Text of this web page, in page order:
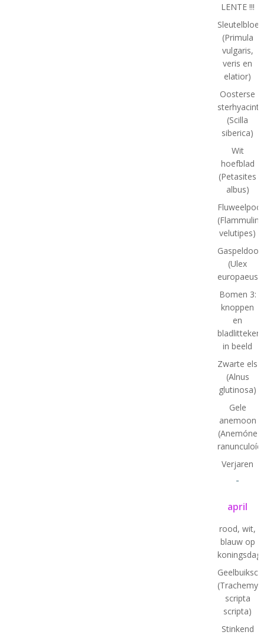
LENTE !!!
(Primula
vulgaris,
veris en
elatior)
Oosterse
sterhyacint
(Scilla
siberica)
Wit
hoefblad
(Petasites
albus)
(Flammulina
velutipes)
(Ulex
europaeus)
Bomen 3:
knoppen
en
in beeld
Zwarte els
(Alnus
glutinosa)
Gele
anemoon
(Anemóne
Verjaren
-
april
rood, wit,
blauw op
koningsdag
(Trachemys
scripta
scripta)
Stinkend